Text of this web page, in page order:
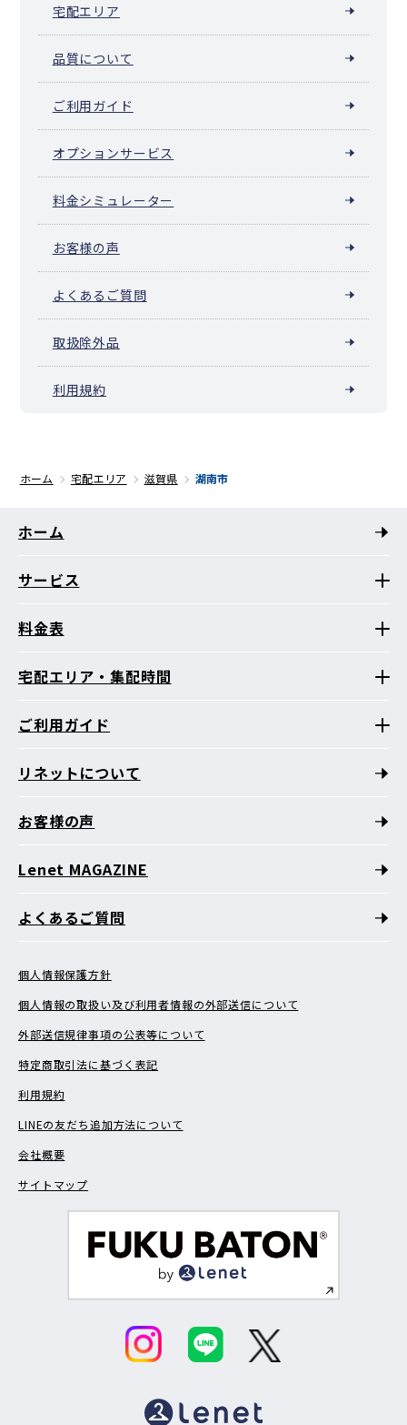
宅配エリア
品質について
ご利用ガイド
オプションサービス
料金シミュレーター
お客様の声
よくあるご質問
取扱除外品
利用規約
ホーム 宅配エリア 滋賀県 湖南市
ホーム
サービス
料金表
宅配エリア・集配時間
ご利用ガイド
リネットについて
お客様の声
Lenet MAGAZINE
よくあるご質問
個人情報保護方針
個人情報の取扱い及び利用者情報の外部送信について
外部送信規律事項の公表等について
特定商取引法に基づく表記
利用規約
LINEの友だち追加方法について
会社概要
サイトマップ